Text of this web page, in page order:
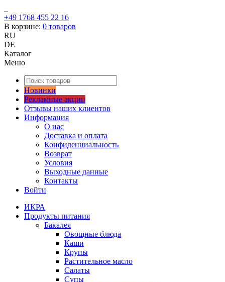
+49 1768 455 22 16
В корзине: 0 товаров
RU
DE
Каталог
Меню
Новинки
Рекламные акции
Отзывы наших клиентов
Информация
О нас
Доставка и оплата
Конфиденциальность
Возврат
Условия
Выходные данные
Контакты
Войти
ИКРА
Продукты питания
Бакалея
Овощные блюда
Каши
Крупы
Растительное масло
Салаты
Супы